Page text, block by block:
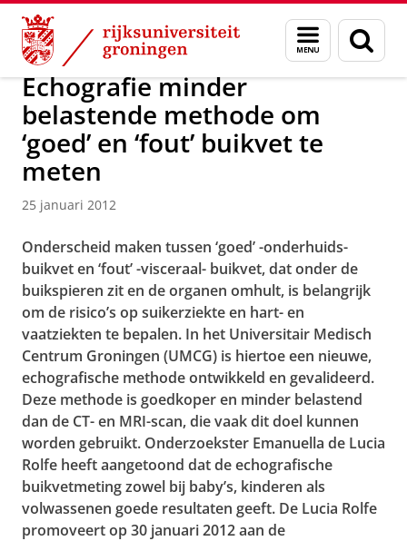
Skip
Content
Skip
Navigation
Menu
en
zoeken
Over ons Actueel Nieuws Nieuwsberichten
Echografie minder
belastende methode om
‘goed’ en ‘fout’ buikvet te
meten
25 januari 2012
Onderscheid maken tussen ‘goed’ -onderhuids-
buikvet en ‘fout’ -visceraal- buikvet, dat onder de
buikspieren zit en de organen omhult, is belangrijk
om de risico’s op suikerziekte en hart- en
vaatziekten te bepalen. In het Universitair Medisch
Centrum Groningen (UMCG) is hiertoe een nieuwe,
echografische methode ontwikkeld en gevalideerd.
Deze methode is goedkoper en minder belastend
dan de CT- en MRI-scan, die vaak dit doel kunnen
worden gebruikt. Onderzoekster Emanuella de Lucia
Rolfe heeft aangetoond dat de echografische
buikvetmeting zowel bij baby’s, kinderen als
volwassenen goede resultaten geeft. De Lucia Rolfe
promoveert op 30 januari 2012 aan de